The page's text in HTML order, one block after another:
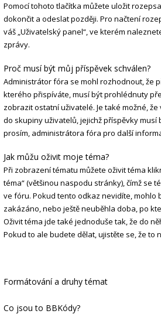
Pomocí tohoto tlačítka můžete uložit
dokončit a odeslat později. Pro načtení
váš „Uživatelský panel“, ve kterém
zprávy.
Proč musí být můj příspěvek schválen?
Administrátor fóra se mohl rozhodnout, že
kterého přispíváte, musí být prohlédnuty
zobrazit ostatní uživatelé. Je také možné,
do skupiny uživatelů, jejichž příspěvky musí
prosím, administrátora fóra pro další
Jak můžu oživit moje téma?
Při zobrazení tématu můžete oživit téma
téma“ (většinou naspodu stránky), čímž se
ve fóru. Pokud tento odkaz nevidíte, mohlo
zakázáno, nebo ještě neuběhla doba, po
Oživit téma jde také jednoduše tak, že do
Pokud to ale budete dělat, ujistěte se, že to
Formátování a druhy témat
Co jsou to BBKódy?